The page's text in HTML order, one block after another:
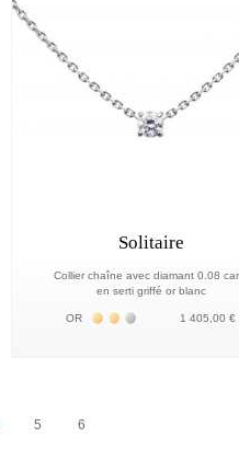
Solitaire
Collier chaîne avec diamant 0.08
en serti griffé or blanc
OR Жёлтое золото 18К
Жёлтое золото 18К
Белое золото 18К
1 405,00 €
5 6